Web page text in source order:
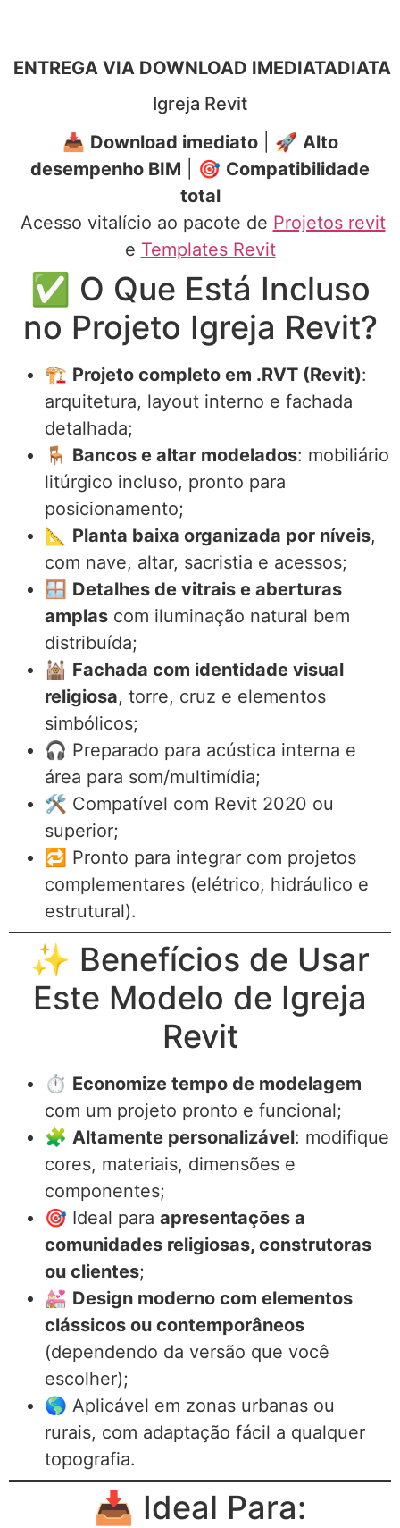
ENTREGA VIA DOWNLOAD IMEDIATADIATA
Igreja Revit
📥 Download imediato| 🚀 Alto
desempenho BIM | 🎯 Compatibilidade
total
Acesso vitalício ao pacote de Projetos revit
e Templates Revit
✅ O Que Está Incluso
no Projeto Igreja Revit?
🏗️ Projeto completo em .RVT (Revit):
arquitetura, layout interno e fachada
detalhada;
🪑 Bancos e altar modelados: mobiliário
litúrgico incluso, pronto para
posicionamento;
📐 Planta baixa organizada por níveis,
com nave, altar, sacristia e acessos;
🪟 Detalhes de vitrais e aberturas
amplas com iluminação natural bem
distribuída;
🕍 Fachada com identidade visual
religiosa, torre, cruz e elementos
simbólicos;
🎧 Preparado para acústica interna e
área para som/multimídia;
🛠️ Compatível com Revit 2020 ou
superior;
🔁 Pronto para integrar com projetos
complementares (elétrico, hidráulico e
estrutural).
✨ Benefícios de Usar
Este Modelo de Igreja
Revit
⏱️ Economize tempo de modelagem
com um projeto pronto e funcional;
🧩 Altamente personalizável: modifique
cores, materiais, dimensões e
componentes;
🎯 Ideal para apresentações a
comunidades religiosas, construtoras
ou clientes;
💒 Design moderno com elementos
clássicos ou contemporâneos
(dependendo da versão que você
escolher);
🌎 Aplicável em zonas urbanas ou
rurais, com adaptação fácil a qualquer
topografia.
📥 Ideal Para: